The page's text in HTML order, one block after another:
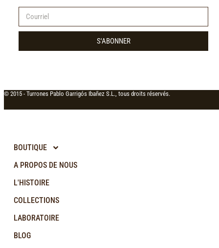
S'ABONNER
© 2015 - Turrones Pablo Garrigós Ibañez S.L., tous droits réservés.
BOUTIQUE
A PROPOS DE NOUS
L'HISTOIRE
COLLECTIONS
LABORATOIRE
BLOG